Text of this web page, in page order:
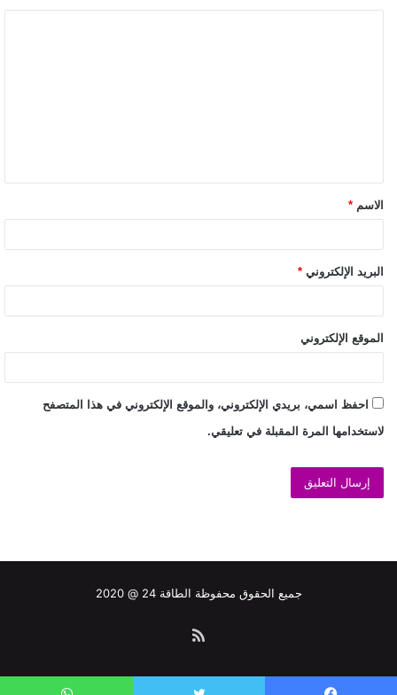
الاسم *
البريد الإلكتروني *
الموقع الإلكتروني
احفظ اسمي، بريدي الإلكتروني، والموقع الإلكتروني في هذا المتصفح
لاستخدامها المرة المقبلة في تعليقي.
جميع الحقوق محفوظة الطاقة 24 @ 2020
ملخص
الموقع